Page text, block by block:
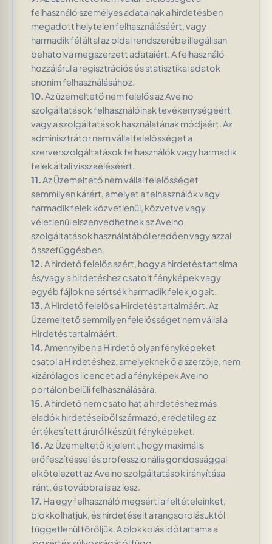
felhasználó személyes adatainak a hirdetésben
megadott helytelen felhasználásáért, vagy
harmadik fél által az oldal rendszerébe illegálisan
behatolva megszerzett adataiért. A felhasználó
hozzájárul a regisztrációs és statisztikai adatok
anonim felhasználásához.
10.Az üzemeltető nem felelős az Aveino
szolgáltatások felhasználóinak tevékenységéért
vagy a szolgáltatások használatának módjáért. Az
adminisztrátor nem vállal felelősséget a
szerverszolgáltatások felhasználók vagy harmadik
felek általi visszaéléséért.
11.Az Üzemeltető nem vállal felelősséget
semmilyen kárért, amelyet a felhasználók vagy
harmadik felek közvetlenül, közvetve vagy
véletlenül elszenvedhetnek az Aveino
szolgáltatások használatából eredően vagy azzal
összefüggésben.
12.A hirdető felelős azért, hogy a hirdetés tartalma
és/vagy a hirdetéshez csatolt fényképek vagy
egyéb fájlok ne sértsék harmadik felek jogait.
13.A Hirdető felelős a Hirdetés tartalmáért. Az
Üzemeltető semmilyen felelősséget nem vállal a
Hirdetés tartalmáért.
14.Amennyiben a Hirdető olyan fényképeket
csatol a Hirdetéshez, amelyeknek ő a szerzője, nem
kizárólagos licencet ad a fényképek Aveino
portálon belüli felhasználására.
15.A hirdető nem csatolhat a hirdetéshez más
eladók hirdetéseiből származó, eredetileg az
értékesített áruról készült fényképeket.
16.Az Üzemeltető kijelenti, hogy maximális
erőfeszítéssel és professzionális gondossággal
elkötelezett az Aveino szolgáltatások irányítása
iránt, és továbbra is az lesz.
17. Ha egy felhasználó megsérti a feltételeinket,
blokkolhatjuk, és hirdetéseit a rangsorolásuktól
függetlenül töröljük. A blokkolás időtartama a